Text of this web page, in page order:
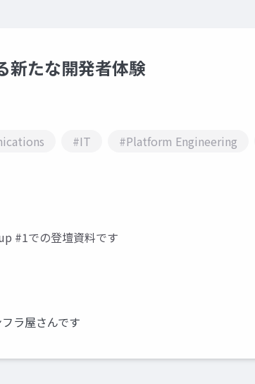
新たな開発者体験
#IT #Platform Engineering
#1での登壇資料です
ラ屋さんです